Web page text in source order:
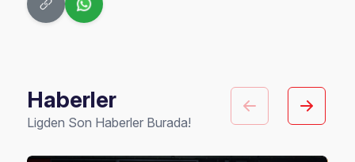
Haberler
Ligden Son Haberler Burada!